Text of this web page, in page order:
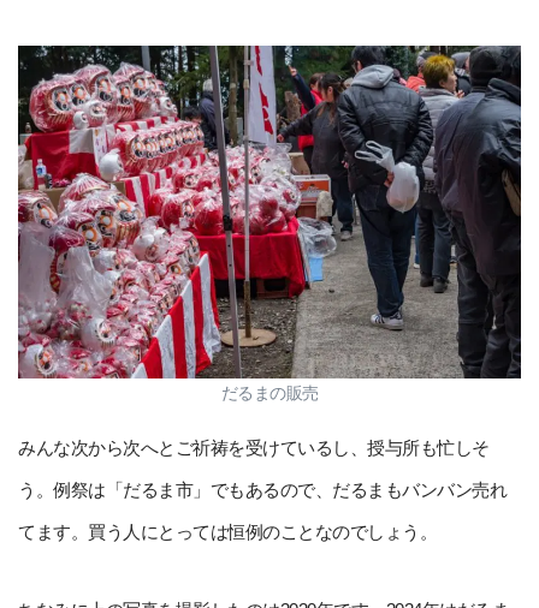
だるまの販売
みんな次から次へとご祈祷を受けているし、授与所も忙しそ
う。例祭は「だるま市」でもあるので、だるまもバンバン売れ
てます。買う人にとっては恒例のことなのでしょう。